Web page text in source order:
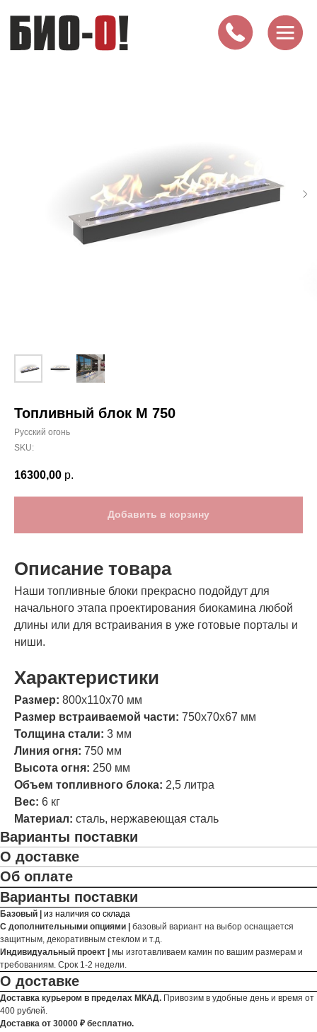
Топливный блок М 750
Русский огонь
SKU:
16300,00 р.
Добавить в корзину
Описание товара
Наши топливные блоки прекрасно подойдут для
начального этапа проектирования биокамина любой
длины или для встраивания в уже готовые порталы и
ниши.
Характеристики
Размер: 800х110х70 мм
Размер встраиваемой части: 750х70х67 мм
Толщина стали: 3 мм
Линия огня: 750 мм
Высота огня: 250 мм
Объем топливного блока: 2,5 литра
Вес: 6 кг
Материал: сталь, нержавеющая сталь
Варианты поставки
О доставке
Об оплате
Варианты поставки
Базовый | из наличия со склада
С дополнительными опциями | базовый вариант на выбор оснащается
защитным, декоративным стеклом и т.д.
Индивидуальный проект | мы изготавливаем камин по вашим размерам и
требованиям. Срок 1-2 недели.
О доставке
Доставка курьером в пределах МКАД. Привозим в удобные день и время от
400 рублей.
Доставка от 30000 ₽ бесплатно.